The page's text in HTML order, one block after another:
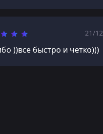
21/12
))все быстро и четко)))